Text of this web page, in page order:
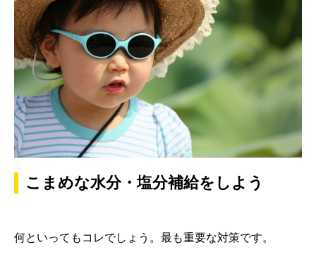
こまめな水分・塩分補給をしよう
何といってもコレでしょう。最も重要な対策です。